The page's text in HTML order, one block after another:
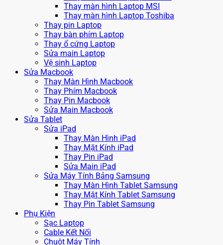
Thay màn hình Laptop MSI
Thay màn hình Laptop Toshiba
Thay pin Laptop
Thay bàn phím Laptop
Thay ổ cứng Laptop
Sửa main Laptop
Vệ sinh Laptop
Sửa Macbook
Thay Màn Hình Macbook
Thay Phím Macbook
Thay Pin Macbook
Sửa Main Macbook
Sửa Tablet
Sửa iPad
Thay Màn Hình iPad
Thay Mặt Kính iPad
Thay Pin iPad
Sửa Main iPad
Sửa Máy Tính Bảng Samsung
Thay Màn Hình Tablet Samsung
Thay Mặt Kính Tablet Samsung
Thay Pin Tablet Samsung
Phụ Kiện
Sạc Laptop
Cable Kết Nối
Chuột Máy Tính